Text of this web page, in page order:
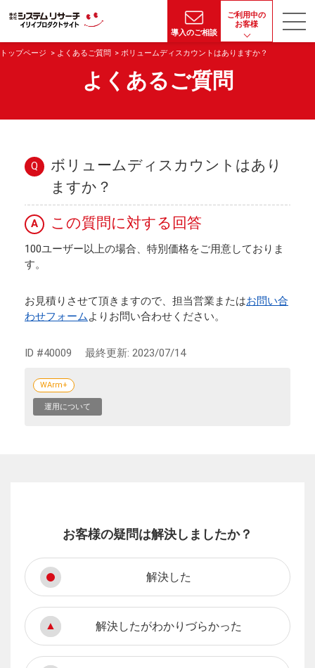
導入のご相談
ご利用中の
お客様
トップページ よくあるご質問 ボリュームディスカウントはありますか？
よくあるご質問
Q
ボリュームディスカウントはあり
ますか？
A この質問に対する回答
100ユーザー以上の場合、特別価格をご用意しておりま
す。
お見積りさせて頂きますので、担当営業またはお問い合
わせフォームよりお問い合わせください。
ID #40009 最終更新: 2023/07/14
WArm+
運用について
お客様の疑問は解決しましたか？
解決した
解決したがわかりづらかった